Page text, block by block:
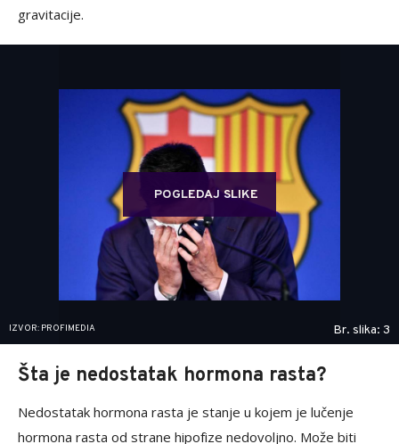
gravitacije.
POGLEDAJ SLIKE
IZVOR: PROFIMEDIA Br. slika: 3
Šta je nedostatak hormona rasta?
Nedostatak hormona rasta je stanje u kojem je lučenje
hormona rasta od strane hipofize nedovoljno. Može biti